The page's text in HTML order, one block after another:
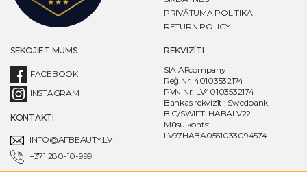
PRIVĀTUMA POLITIKA
RETURN POLICY
SEKOJIET MUMS
FACEBOOK
INSTAGRAM
KONTAKTI
INFO@AFBEAUTY.LV
+371 280-10-999
REKVIZĪTI
SIA AFcompany
Reģ.Nr: 40103532174
PVN Nr: LV40103532174
Bankas rekvizīti: Swedbank,
BIC/SWIFT: HABALV22
Mūsu konts:
LV97HABA0551033094574